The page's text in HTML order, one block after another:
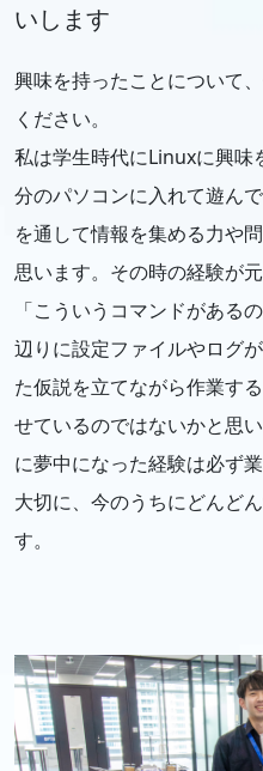
いします
興味を持ったことについて
ください。
私は学生時代にLinuxに興味
分のパソコンに入れて遊ん
を通して情報を集める力や
思います。その時の経験が
「こういうコマンドがある
辺りに設定ファイルやログ
た仮説を立てながら作業す
せているのではないかと思
に夢中になった経験は必ず
大切に、今のうちにどんど
す。